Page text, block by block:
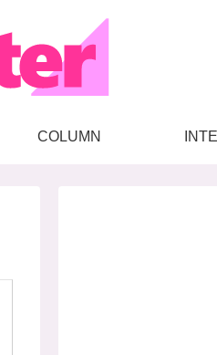
COLUMN